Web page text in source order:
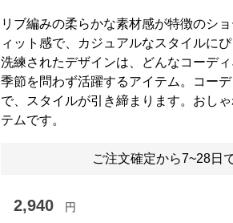
リブ編みの柔らかな素材感が特徴のシ
ィット感で、カジュアルなスタイルに
洗練されたデザインは、どんなコーデ
季節を問わず活躍するアイテム。コー
で、スタイルが引き締まります。おし
テムです。
ご注文確定から7~28日
2,940 円